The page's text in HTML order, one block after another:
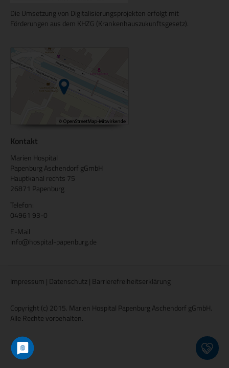
Die Umsetzung von Digitalisierungsprojekten erfolgt mit
Förderungen aus dem KHZG (Krankenhauszukunftsgesetz).
Kontakt
Marien Hospital
Papenburg Aschendorf gGmbH
Hauptkanal rechts 75
26871 Papenburg
Telefon:
04961 93-0
E-Mail
info@hospital-papenburg.de
Impressum | Datenschutz| Barrierefreiheitserklärung
Copyright (c) 2015. Marien Hospital Papenburg Aschendorf gGmbH.
Alle Rechte vorbehalten.